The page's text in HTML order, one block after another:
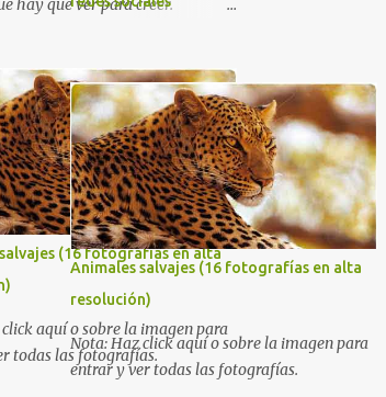
hay que ver para creer.
tiene usted oportunidad,
difundir nuestra página para
puedan beneficiarse de
La dirección de nuestra web,
agradecimiento a través de la
Luis
(16 fotografías en alta
aquí o sobre la imagen para
todas las fotografías.
Animales salvajes (16 fotografías en alta
resolución)
Nota: Haz click aquí o sobre la imagen para
entrar y ver todas las fotografías.